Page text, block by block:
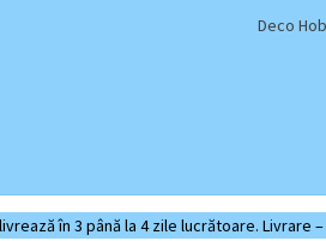
Deco
în 3 până la 4 zile lucrătoare.